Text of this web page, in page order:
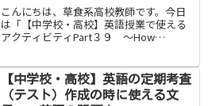
こんにちは、草食系高校教師です。今日
は「【中学校・高校】英語授業で使える
アクティビティPart３９ 〜How
数名詞 疑問文」は、疑問詞と同様の扱
いで教科書...
【中学校・高校】英語の定期考査
（テスト）作成の時に使える文